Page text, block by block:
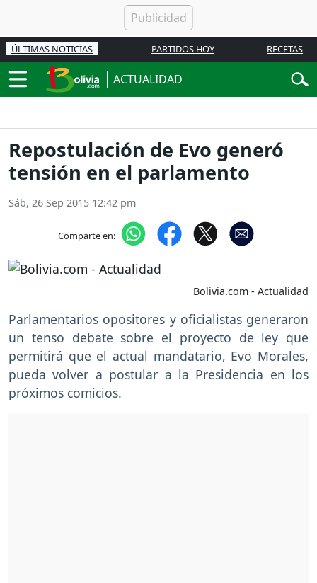
ÚLTIMAS NOTICIAS PARTIDOS HOY RECETAS
ACTUALIDAD
Repostulación de Evo generó
tensión en el parlamento
Sáb, 26 Sep 2015 12:42 pm
Comparte en:
Bolivia.com - Actualidad
Parlamentarios opositores y oficialistas generaron
un tenso debate sobre el proyecto de ley que
permitirá que el actual mandatario, Evo Morales,
pueda volver a postular a la Presidencia en los
próximos comicios.